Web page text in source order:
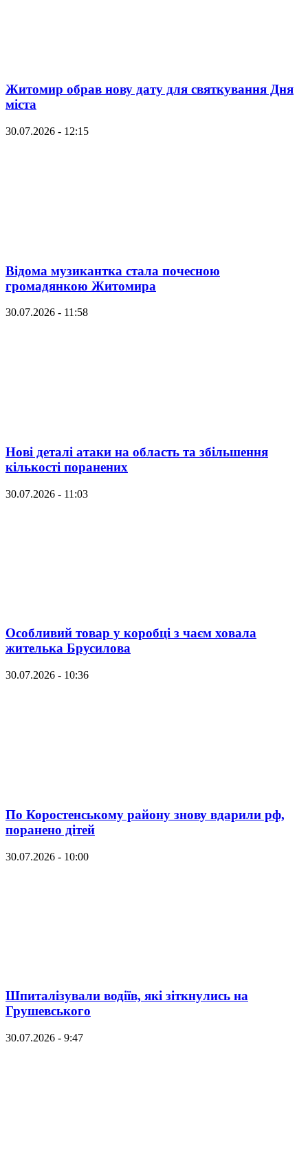
Житомир обрав нову дату для святкування Дня
міста
30.07.2026 - 12:15
Відома музикантка стала почесною
громадянкою Житомира
30.07.2026 - 11:58
Нові деталі атаки на область та збільшення
кількості поранених
30.07.2026 - 11:03
Особливий товар у коробці з чаєм ховала
жителька Брусилова
30.07.2026 - 10:36
По Коростенському району знову вдарили рф,
поранено дітей
30.07.2026 - 10:00
Шпиталізували водіїв, які зіткнулись на
Грушевського
30.07.2026 - 9:47